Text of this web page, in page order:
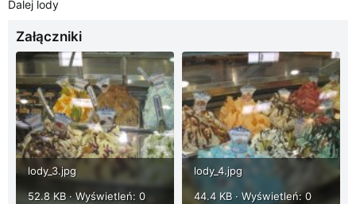
Dalej lody
Załączniki
lody_3.jpg
52.8 KB · Wyświetleń: 0
lody_4.jpg
44.4 KB · Wyświetleń: 0